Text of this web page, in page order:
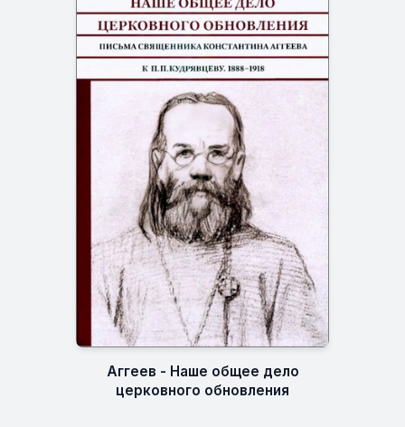
Аггеев - Наше общее дело
церковного обновления